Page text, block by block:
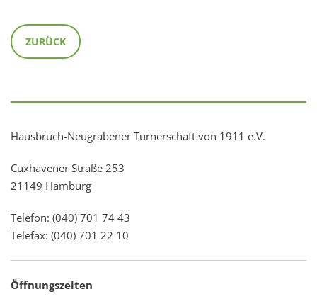
ZURÜCK
Hausbruch-Neugrabener Turnerschaft von 1911 e.V.
Cuxhavener Straße 253
21149 Hamburg
Telefon: (040) 701 74 43
Telefax: (040) 701 22 10
Öffnungszeiten